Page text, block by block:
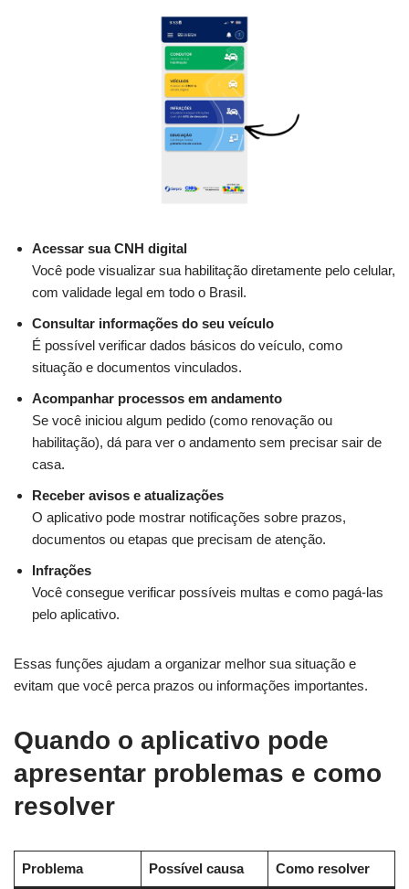
Acessar sua CNH digital
Você pode visualizar sua habilitação diretamente pelo celular,
com validade legal em todo o Brasil.
Consultar informações do seu veículo
É possível verificar dados básicos do veículo, como
situação e documentos vinculados.
Acompanhar processos em andamento
Se você iniciou algum pedido (como renovação ou
habilitação), dá para ver o andamento sem precisar sair de
casa.
Receber avisos e atualizações
O aplicativo pode mostrar notificações sobre prazos,
documentos ou etapas que precisam de atenção.
Infrações
Você consegue verificar possíveis multas e como pagá-las
pelo aplicativo.
Essas funções ajudam a organizar melhor sua situação e
evitam que você perca prazos ou informações importantes.
Quando o aplicativo pode
apresentar problemas e como
resolver
Problema Possível causa Como resolver